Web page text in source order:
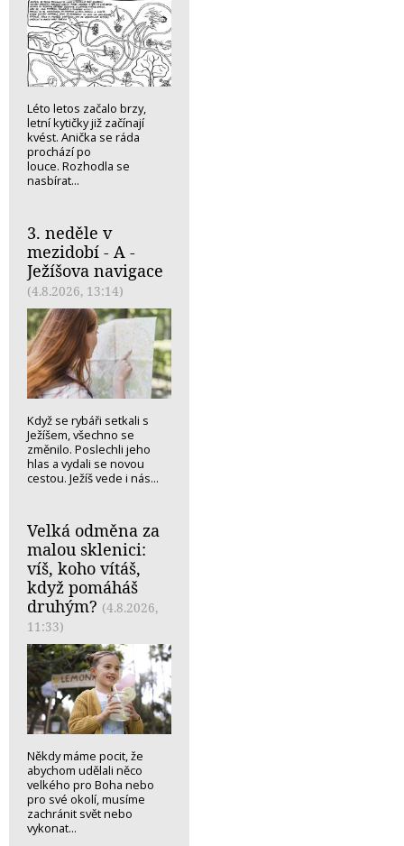
Léto letos začalo brzy,
letní kytičky již začínají
kvést. Anička se ráda
prochází po
louce. Rozhodla se
nasbírat...
3. neděle v
mezidobí - A -
Ježíšova navigace
(4.8.2026, 13:14)
Když se rybáři setkali s
Ježíšem, všechno se
změnilo. Poslechli jeho
hlas a vydali se novou
cestou. Ježíš vede i nás...
Velká odměna za
malou sklenici:
víš, koho vítáš,
když pomáháš
druhým? (4.8.2026,
11:33)
Někdy máme pocit, že
abychom udělali něco
velkého pro Boha nebo
pro své okolí, musíme
zachránit svět nebo
vykonat...